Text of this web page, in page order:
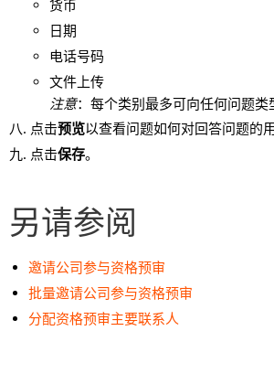
货币
日期
电话号码
文件上传
注意：每个类别最多可向任何问题类
点击预览以查看问题如何对回答问题的
点击保存。
另请参阅
邀请公司参与资格预审
批量邀请公司参与资格预审
分配资格预审主要联系人